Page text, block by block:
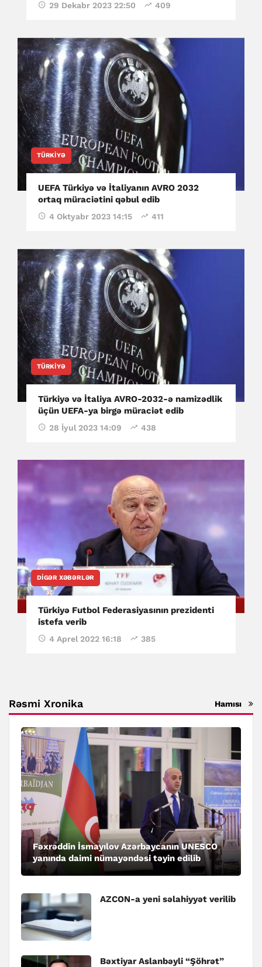
29 Dekabr 2023 22:50 409
TÜRKIYƏ
UEFA Türkiyə və İtaliyanın AVRO 2032
ortaq müraciətini qəbul edib
4 Oktyabr 2023 14:15 411
TÜRKIYƏ
Türkiyə və İtaliya AVRO-2032-ə namizədlik
üçün UEFA-ya birgə müraciət edib
28 İyul 2023 14:09 438
DIGƏR XƏBƏRLƏR
Türkiyə Futbol Federasiyasının prezidenti
istefa verib
4 Aprel 2022 16:18 385
Rəsmi Xronika Hamısı
Fəxrəddin İsmayılov Azərbaycanın UNESCO
yanında daimi nümayəndəsi təyin edilib
AZCON-a yeni səlahiyyət verilib
Bəxtiyar Aslanbəyli “Şöhrət”